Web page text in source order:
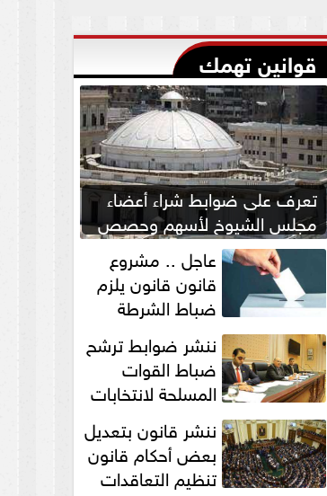
قوانين تهمك
تعرف على ضوابط شراء أعضاء
مجلس الشيوخ لأسهم وحصص
بالشركات عاجل .. مشروع
قانون قانون يلزم
ضباط الشرطة
بالاستئذان لخوض
انتخابات... ننشر ضوابط ترشح
ضباط القوات
المسلحة لانتخابات
الرئاسة والمجالس
النيابية والمحلية‎ ننشر قانون بتعديل
بعض أحكام قانون
تنظيم التعاقدات